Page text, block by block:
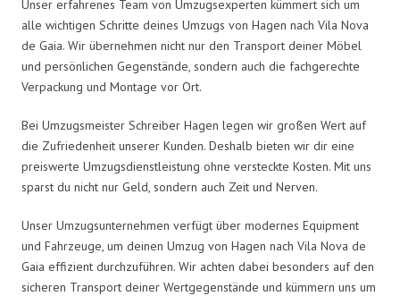
Unser erfahrenes Team von Umzugsexperten kümmert sich um
alle wichtigen Schritte deines Umzugs von Hagen nach Vila Nova
de Gaia. Wir übernehmen nicht nur den Transport deiner Möbel
und persönlichen Gegenstände, sondern auch die fachgerechte
Verpackung und Montage vor Ort.
Bei Umzugsmeister Schreiber Hagen legen wir großen Wert auf
die Zufriedenheit unserer Kunden. Deshalb bieten wir dir eine
preiswerte Umzugsdienstleistung ohne versteckte Kosten. Mit uns
sparst du nicht nur Geld, sondern auch Zeit und Nerven.
Unser Umzugsunternehmen verfügt über modernes Equipment
und Fahrzeuge, um deinen Umzug von Hagen nach Vila Nova de
Gaia effizient durchzuführen. Wir achten dabei besonders auf den
sicheren Transport deiner Wertgegenstände und kümmern uns um